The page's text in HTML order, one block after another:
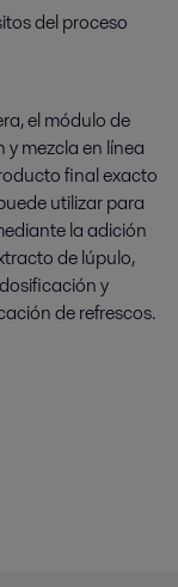
del proceso
el módulo de
mezcla en línea
final exacto
utilizar para
la adición
de lúpulo,
y
de refrescos.